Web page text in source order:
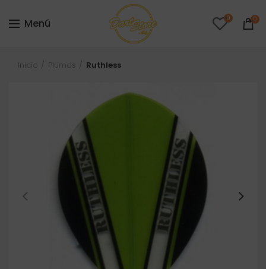
Menú 0 0
Inicio Plumas Ruthless